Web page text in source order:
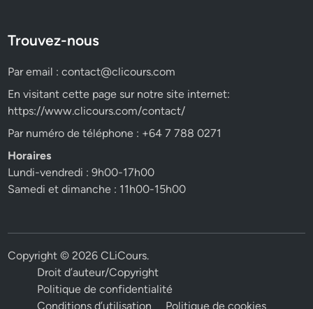
Trouvez-nous
Par email :contact@clicours.com
En visitant cette page sur notre site internet:
https://www.clicours.com/contact/
Par numéro de téléphone : +64 7 788 0271
Horaires
Lundi-vendredi : 9h00-17h00
Samedi et dimanche : 11h00-15h00
Copyright © 2026CLiCours.
Droit d’auteur/Copyright
Politique de confidentialité
Conditions d’utilisation
Politique de cookies